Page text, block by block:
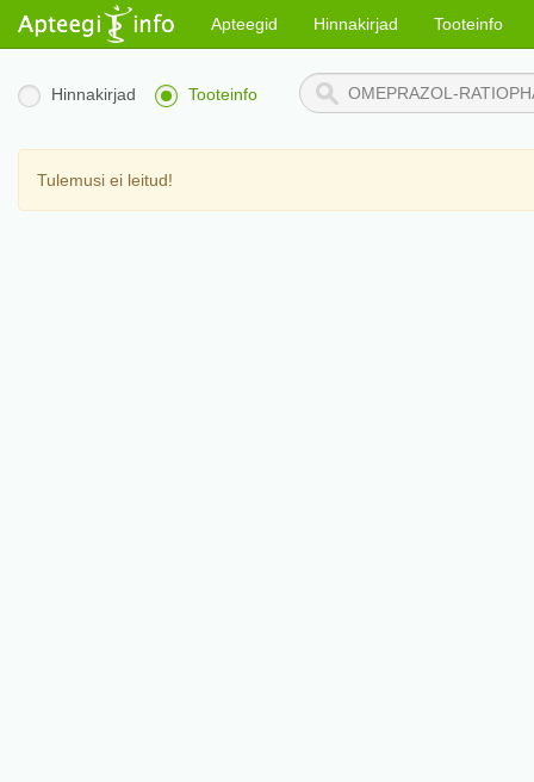
Apteegid Hinnakirjad Tooteinfo
Hinnakirjad Tooteinfo
Tulemusi ei leitud!